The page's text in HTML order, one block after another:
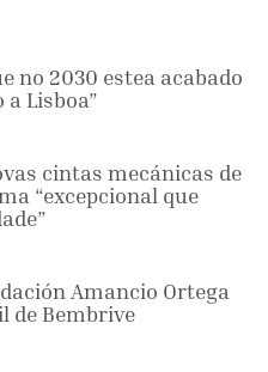
no 2030 estea acabado
a Lisboa”
cintas mecánicas de
“excepcional que
Amancio Ortega
de Bembrive